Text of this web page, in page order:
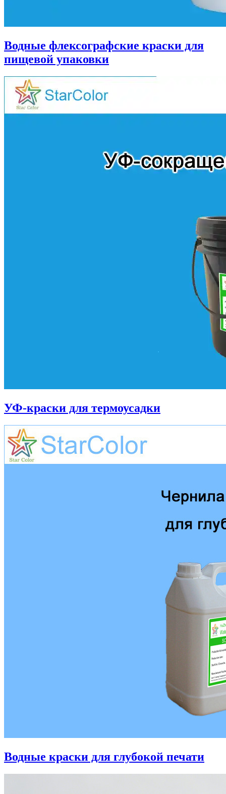
Водные флексографские краски для
пищевой упаковки
УФ-краски для термоусадки
Водные краски для глубокой печати